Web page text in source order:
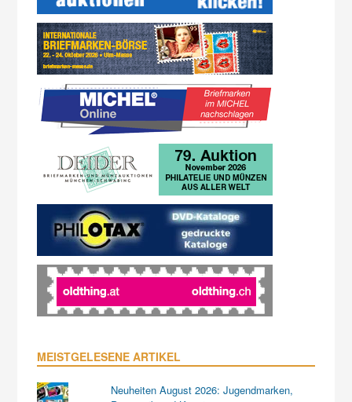
MEISTGELESENE ARTIKEL
Neuheiten August 2026: Jugendmarken,